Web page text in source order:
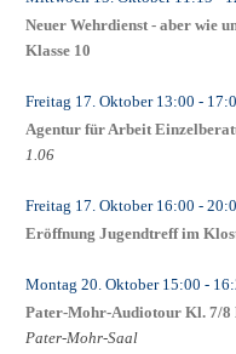
Neuer Wehrdienst - aber wie
Klasse 10
Freitag 17. Oktober13:00 -
Agentur für Arbeit
1.06
Freitag 17. Oktober16:00 -
Eröffnung Jugendtreff im
Montag 20. Oktober15:00 -
Pater-Mohr-Audiotour Kl. 7/8
Pater-Mohr-Saal